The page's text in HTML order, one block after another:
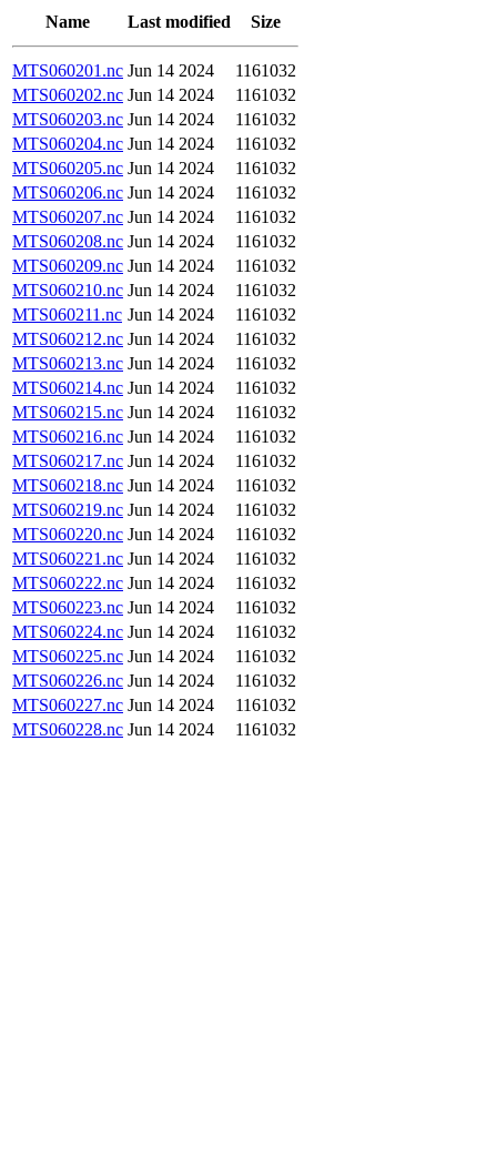
Name Last modified Size
MTS060201.nc Jun 14 2024
1161032
MTS060202.nc Jun 14 2024
1161032
MTS060203.nc Jun 14 2024
1161032
MTS060204.nc Jun 14 2024
1161032
MTS060205.nc Jun 14 2024
1161032
MTS060206.nc Jun 14 2024
1161032
MTS060207.nc Jun 14 2024
1161032
MTS060208.nc Jun 14 2024
1161032
MTS060209.nc Jun 14 2024
1161032
MTS060210.nc Jun 14 2024
1161032
MTS060211.nc Jun 14 2024
1161032
MTS060212.nc Jun 14 2024
1161032
MTS060213.nc Jun 14 2024
1161032
MTS060214.nc Jun 14 2024
1161032
MTS060215.nc Jun 14 2024
1161032
MTS060216.nc Jun 14 2024
1161032
MTS060217.nc Jun 14 2024
1161032
MTS060218.nc Jun 14 2024
1161032
MTS060219.nc Jun 14 2024
1161032
MTS060220.nc Jun 14 2024
1161032
MTS060221.nc Jun 14 2024
1161032
MTS060222.nc Jun 14 2024
1161032
MTS060223.nc Jun 14 2024
1161032
MTS060224.nc Jun 14 2024
1161032
MTS060225.nc Jun 14 2024
1161032
MTS060226.nc Jun 14 2024
1161032
MTS060227.nc Jun 14 2024
1161032
MTS060228.nc Jun 14 2024 1161032